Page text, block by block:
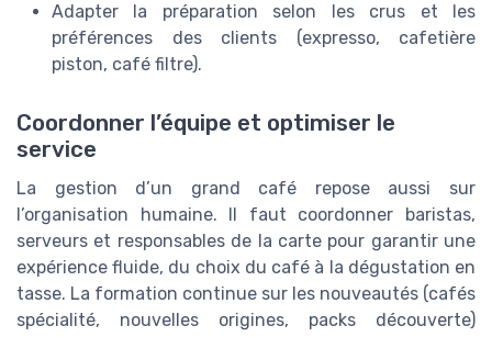
Adapter la préparation selon les crus et les
préférences des clients (expresso, cafetière
piston, café filtre).
Coordonner l’équipe et optimiser le
service
La gestion d’un grand café repose aussi sur
l’organisation humaine. Il faut coordonner baristas,
serveurs et responsables de la carte pour garantir une
expérience fluide, du choix du café à la dégustation en
tasse. La formation continue sur les nouveautés (cafés
spécialité, nouvelles origines, packs découverte)